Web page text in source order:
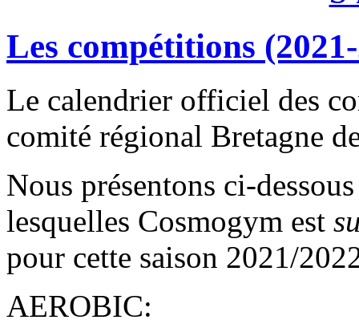
Les compétitions
Le calendrier officiel des
comité régional Bretagne
Nous présentons ci-
lesquelles Cosmogym est
pour cette saison 2021/
AEROBIC: